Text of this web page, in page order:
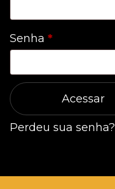
Senha *Obrigatório
Acessar
Perdeu sua senha?